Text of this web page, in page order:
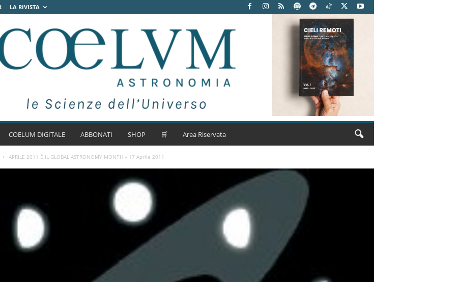
LA RIVISTA
COELUM DIGITALE ABBONATI SHOP 🛒 Area Riservata
APRILE 2011 È IL GLOBAL ASTRONOMY MONTH – 17 Aprile 2011